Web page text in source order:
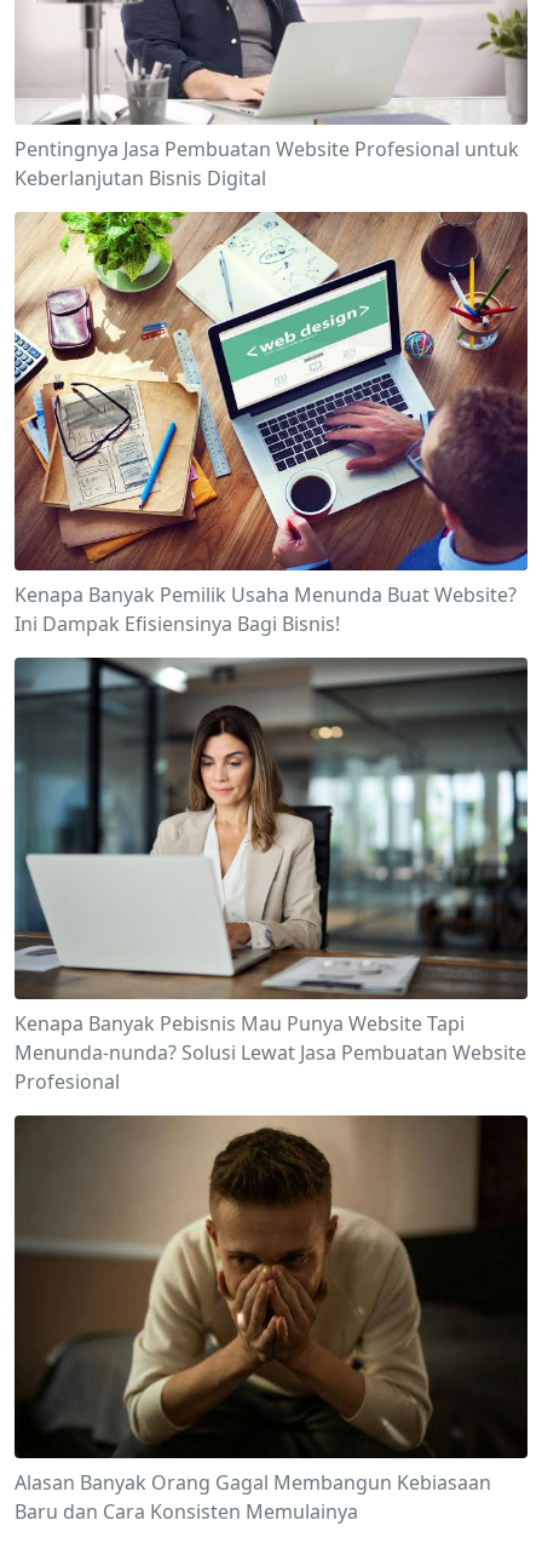
Pentingnya Jasa Pembuatan Website Profesional untuk
Keberlanjutan Bisnis Digital
Kenapa Banyak Pemilik Usaha Menunda Buat Website?
Ini Dampak Efisiensinya Bagi Bisnis!
Kenapa Banyak Pebisnis Mau Punya Website Tapi
Menunda-nunda? Solusi Lewat Jasa Pembuatan Website
Profesional
Alasan Banyak Orang Gagal Membangun Kebiasaan
Baru dan Cara Konsisten Memulainya